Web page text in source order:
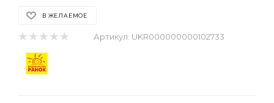
В ЖЕЛАЕМОЕ
Артикул: UKR000000000102733